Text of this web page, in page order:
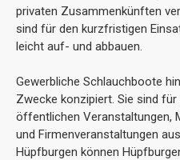
privaten Zusammenkünften
sind für den kurzfristigen
leicht auf- und abbauen.
Gewerbliche Schlauchboote
Zwecke konzipiert. Sie sind
öffentlichen Veranstaltungen,
und Firmenveranstaltungen
Hüpfburgen können